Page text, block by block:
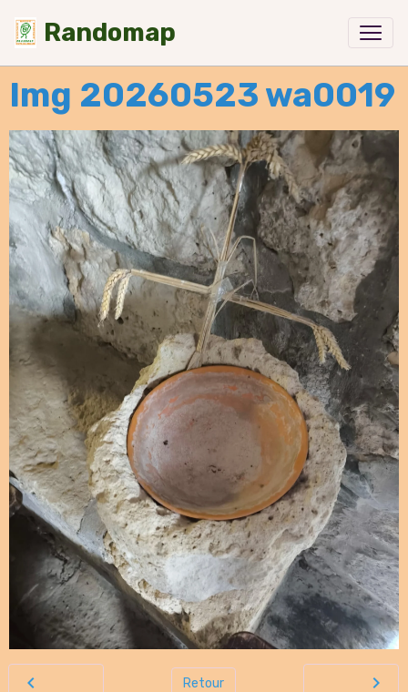
Randomap
Img 20260523 wa0019
Retour